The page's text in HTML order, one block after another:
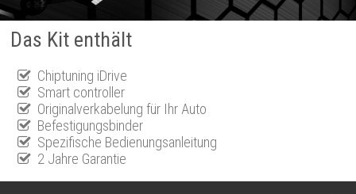
Das Kit enthält
Chiptuning iDrive
Smart controller
Originalverkabelung für Ihr Auto
Befestigungsbinder
Spezifische Bedienungsanleitung
2 Jahre Garantie